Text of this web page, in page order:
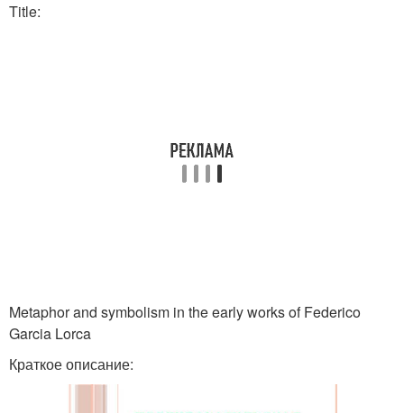
Title:
Metaphor and symbolism in the early works of Federico
Garcia Lorca
Краткое описание: